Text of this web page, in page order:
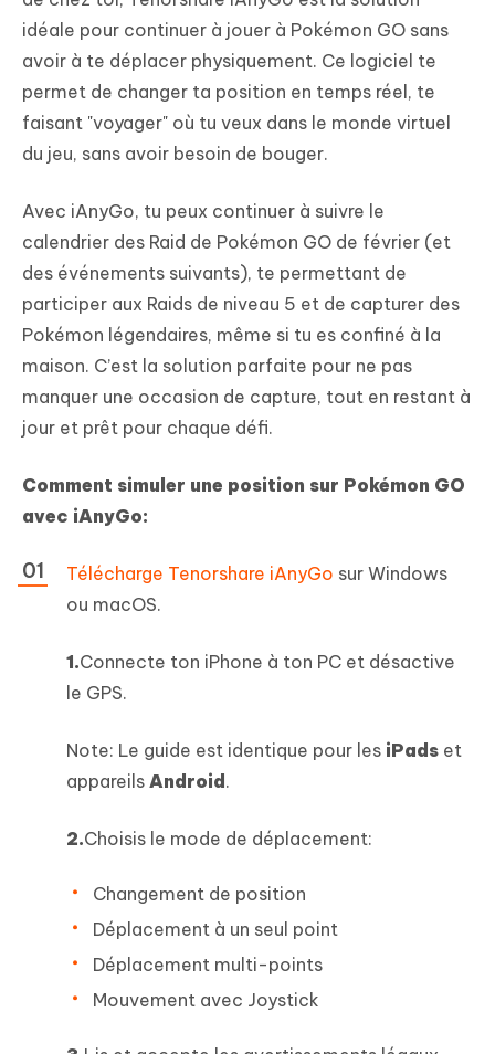
idéale pour continuer à jouer à Pokémon GO sans
avoir à te déplacer physiquement. Ce logiciel te
permet de changer ta position en temps réel, te
faisant "voyager" où tu veux dans le monde virtuel
du jeu, sans avoir besoin de bouger.
Avec iAnyGo, tu peux continuer à suivre le
calendrier des Raid de Pokémon GO de février (et
des événements suivants), te permettant de
participer aux Raids de niveau 5 et de capturer des
Pokémon légendaires, même si tu es confiné à la
maison. C’est la solution parfaite pour ne pas
manquer une occasion de capture, tout en restant à
jour et prêt pour chaque défi.
Comment simuler une position sur Pokémon GO
avec iAnyGo:
Télécharge Tenorshare iAnyGo sur Windows
ou macOS.
1.Connecte ton iPhone à ton PC et désactive
le GPS.
Note: Le guide est identique pour les iPads et
appareils Android .
2.Choisis le mode de déplacement:
Changement de position
Déplacement à un seul point
Déplacement multi-points
Mouvement avec Joystick